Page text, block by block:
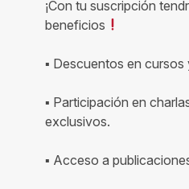
¡Con tu suscripción
beneficios
▪ Descuentos en cursos
▪ Participación en
exclusivos.
▪ Acceso a